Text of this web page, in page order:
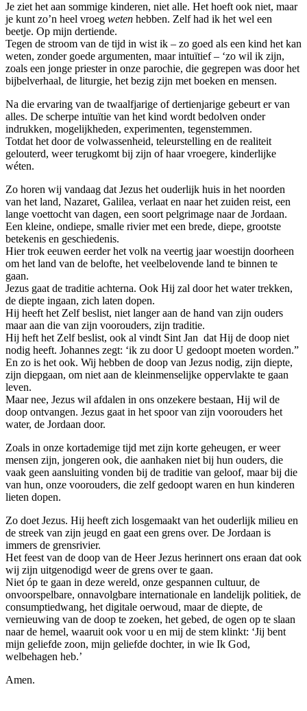
Je ziet het aan sommige kinderen, niet alle. Het hoeft ook niet, maar
je kunt zo’n heel vroeg weten hebben. Zelf had ik het wel een
beetje. Op mijn dertiende.
Tegen de stroom van de tijd in wist ik – zo goed als een kind het kan
weten, zonder goede argumenten, maar intuïtief – ‘zo wil ik zijn,
zoals een jonge priester in onze parochie, die gegrepen was door het
bijbelverhaal, de liturgie, het bezig zijn met boeken en mensen.
Na die ervaring van de twaalfjarige of dertienjarige gebeurt er van
alles. De scherpe intuïtie van het kind wordt bedolven onder
indrukken, mogelijkheden, experimenten, tegenstemmen.
Totdat het door de volwassenheid, teleurstelling en de realiteit
gelouterd, weer terugkomt bij zijn of haar vroegere, kinderlijke
wéten.
Zo horen wij vandaag dat Jezus het ouderlijk huis in het noorden
van het land, Nazaret, Galilea, verlaat en naar het zuiden reist, een
lange voettocht van dagen, een soort pelgrimage naar de Jordaan.
Een kleine, ondiepe, smalle rivier met een brede, diepe, grootste
betekenis en geschiedenis.
Hier trok eeuwen eerder het volk na veertig jaar woestijn doorheen
om het land van de belofte, het veelbelovende land te binnen te
gaan.
Jezus gaat de traditie achterna. Ook Hij zal door het water trekken,
de diepte ingaan, zich laten dopen.
Hij heeft het Zelf beslist, niet langer aan de hand van zijn ouders
maar aan die van zijn voorouders, zijn traditie.
Hij heft het Zelf beslist, ook al vindt Sint Jan dat Hij de doop niet
nodig heeft. Johannes zegt: ‘ik zu door U gedoopt moeten worden.”
En zo is het ook. Wij hebben de doop van Jezus nodig, zijn diepte,
zijn diepgaan, om niet aan de kleinmenselijke oppervlakte te gaan
leven.
Maar nee, Jezus wil afdalen in ons onzekere bestaan, Hij wil de
doop ontvangen. Jezus gaat in het spoor van zijn voorouders het
water, de Jordaan door.
Zoals in onze kortademige tijd met zijn korte geheugen, er weer
mensen zijn, jongeren ook, die aanhaken niet bij hun ouders, die
vaak geen aansluiting vonden bij de traditie van geloof, maar bij die
van hun, onze voorouders, die zelf gedoopt waren en hun kinderen
lieten dopen.
Zo doet Jezus. Hij heeft zich losgemaakt van het ouderlijk milieu en
de streek van zijn jeugd en gaat een grens over. De Jordaan is
immers de grensrivier.
Het feest van de doop van de Heer Jezus herinnert ons eraan dat ook
wij zijn uitgenodigd weer de grens over te gaan.
Niet óp te gaan in deze wereld, onze gespannen cultuur, de
onvoorspelbare, onnavolgbare internationale en landelijk politiek, de
consumptiedwang, het digitale oerwoud, maar de diepte, de
vernieuwing van de doop te zoeken, het gebed, de ogen op te slaan
naar de hemel, waaruit ook voor u en mij de stem klinkt: ‘Jij bent
mijn geliefde zoon, mijn geliefde dochter, in wie Ik God,
welbehagen heb.’
Amen.